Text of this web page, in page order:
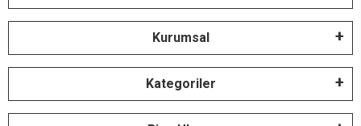
Kurumsal
Kategoriler